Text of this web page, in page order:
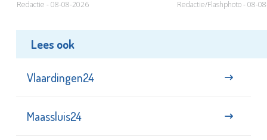
Redactie - 08-08-2026 Redactie/Flashphoto - 08-
Lees ook
Vlaardingen24
Maassluis24